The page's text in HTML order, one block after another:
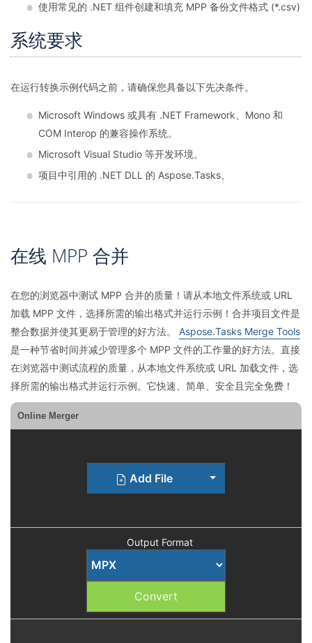
使用常见的 .NET 组件创建和填充 MPP 备份文件格式 (*.csv)
系统要求
在运行转换示例代码之前，请确保您具备以下先决条件。
Microsoft Windows 或具有 .NET Framework、Mono 和
COM Interop 的兼容操作系统。
Microsoft Visual Studio 等开发环境。
项目中引用的 .NET DLL 的 Aspose.Tasks。
在线 MPP 合并
在您的浏览器中测试 MPP 合并的质量！请从本地文件系统或 URL
加载 MPP 文件，选择所需的输出格式并运行示例！合并项目文件是
整合数据并使其更易于管理的好方法。 Aspose.Tasks Merge Tools
是一种节省时间并减少管理多个 MPP 文件的工作量的好方法。直接
在浏览器中测试流程的质量，从本地文件系统或 URL 加载文件，选
择所需的输出格式并运行示例。它快速、简单、安全且完全免费！
Online Merger
Add File Toggle Dropdown
Output Format
Convert